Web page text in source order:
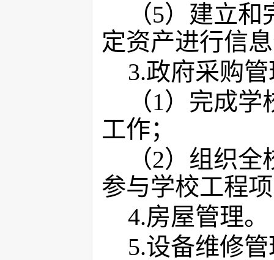
（5）建立和
定资产进行信
3.政府采购
（1）完成学
工作；
（2）组织全
参与学校工程
4.房屋管理。
5.设备维修